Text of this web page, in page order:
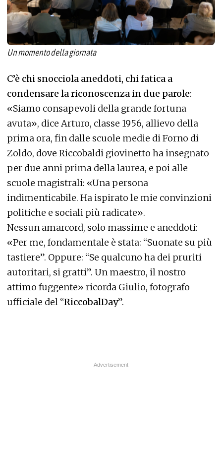
Un momento della giornata
C’è chi snocciola aneddoti, chi fatica a
condensare la riconoscenza in due parole:
«Siamo consapevoli della grande fortuna
avuta», dice Arturo, classe 1956, allievo della
prima ora, fin dalle scuole medie di Forno di
Zoldo, dove Riccobaldi giovinetto ha insegnato
per due anni prima della laurea, e poi alle
scuole magistrali: «Una persona
indimenticabile. Ha ispirato le mie convinzioni
politiche e sociali più radicate».
Nessun amarcord, solo massime e aneddoti:
«Per me, fondamentale è stata: “Suonate su più
tastiere”. Oppure: “Se qualcuno ha dei pruriti
autoritari, si gratti”. Un maestro, il nostro
attimo fuggente» ricorda Giulio, fotografo
ufficiale del “RiccobalDay”.